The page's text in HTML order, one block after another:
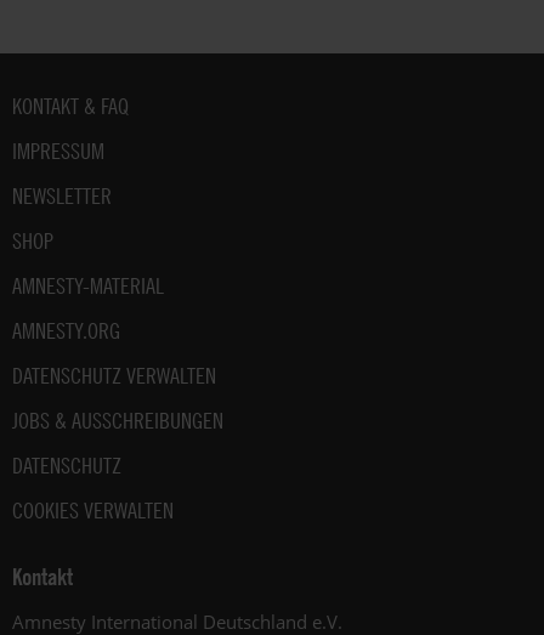
Fußbereich
KONTAKT & FAQ
IMPRESSUM
NEWSLETTER
SHOP
AMNESTY-MATERIAL
AMNESTY.ORG
DATENSCHUTZ VERWALTEN
JOBS & AUSSCHREIBUNGEN
DATENSCHUTZ
COOKIES VERWALTEN
Kontakt
Amnesty International Deutschland e.V.